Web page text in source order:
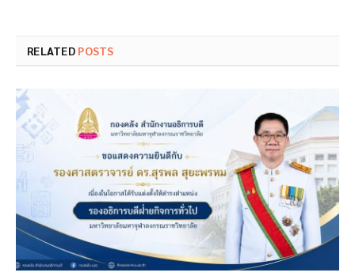
RELATED POSTS